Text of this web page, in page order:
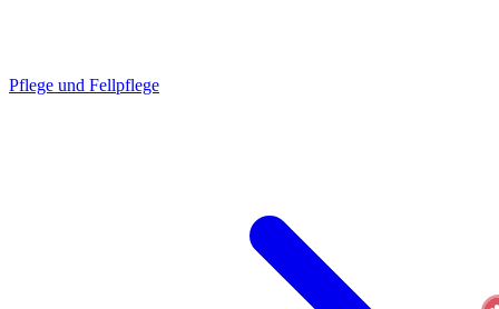
Pflege und Fellpflege